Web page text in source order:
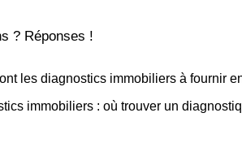
? Réponses !
les diagnostics immobiliers à fournir
immobiliers : où trouver un